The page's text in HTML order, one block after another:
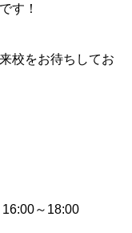
す！
校をお待ちしてお
～18:00